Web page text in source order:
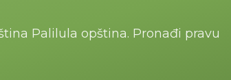
Palilula opština. Pronađi pravu